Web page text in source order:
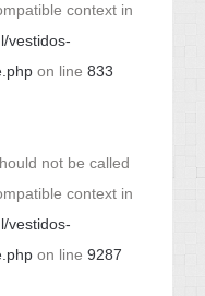
context in
vestidos-
on line 833
not be called
context in
vestidos-
on line 9287